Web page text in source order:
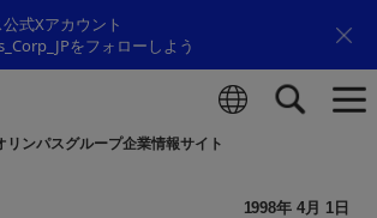
式Xアカウント
をフォローしよう
リンパスグループ企業情報サイト
1998年 4月 1日